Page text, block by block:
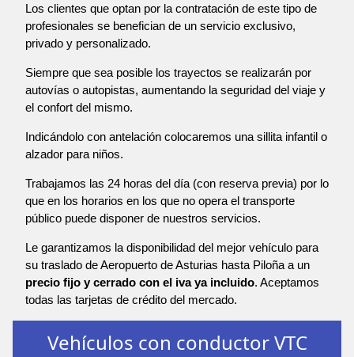
Los clientes que optan por la contratación de este tipo de
profesionales se benefician de un servicio exclusivo,
privado y personalizado.
Siempre que sea posible los trayectos se realizarán por
autovías o autopistas, aumentando la seguridad del viaje y
el confort del mismo.
Indicándolo con antelación colocaremos una sillita infantil o
alzador para niños.
Trabajamos las 24 horas del día (con reserva previa) por lo
que en los horarios en los que no opera el transporte
público puede disponer de nuestros servicios.
Le garantizamos la disponibilidad del mejor vehículo para
su traslado de Aeropuerto de Asturias hasta Piloña a un
precio fijo y cerrado con el iva ya incluido. Aceptamos
todas las tarjetas de crédito del mercado.
Vehículos con conductor VTC